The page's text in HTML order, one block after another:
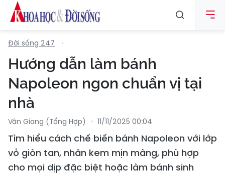
Đời sống 247
Hướng dẫn làm bánh
Napoleon ngon chuẩn vị tại
nhà
Vân Giang (Tổng Hợp) 11/11/2025 00:04
Tìm hiểu cách chế biến bánh Napoleon với lớp
vỏ giòn tan, nhân kem mịn màng, phù hợp
cho mọi dịp đặc biệt hoặc làm bánh sinh